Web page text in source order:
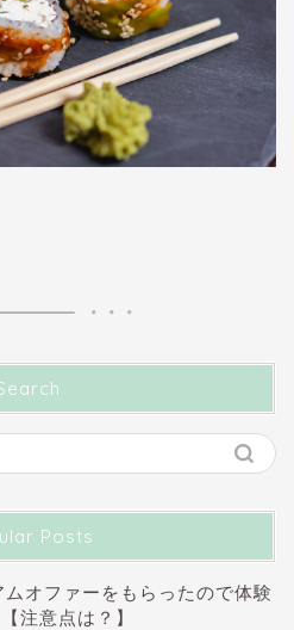
Posts
オファーをもらったので体験
注意点は？】